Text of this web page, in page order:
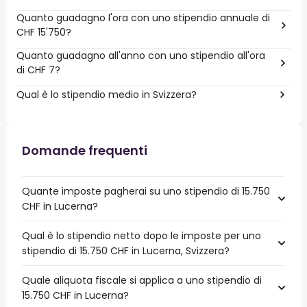
Quanto guadagno l'ora con uno stipendio annuale di
CHF 15'750?
Quanto guadagno all'anno con uno stipendio all'ora
di CHF 7?
Qual è lo stipendio medio in Svizzera?
Domande frequenti
Quante imposte pagherai su uno stipendio di 15.750
CHF in Lucerna?
Qual è lo stipendio netto dopo le imposte per uno
stipendio di 15.750 CHF in Lucerna, Svizzera?
Quale aliquota fiscale si applica a uno stipendio di
15.750 CHF in Lucerna?